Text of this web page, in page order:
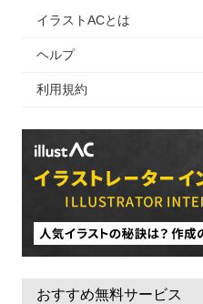
イラストACとは
ヘルプ
利用規約
おすすめ無料サービス